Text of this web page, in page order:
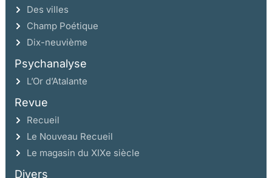
Des villes
Champ Poétique
Dix-neuvième
Psychanalyse
L’Or d’Atalante
Revue
Recueil
Le Nouveau Recueil
Le magasin du XIXe siècle
Divers